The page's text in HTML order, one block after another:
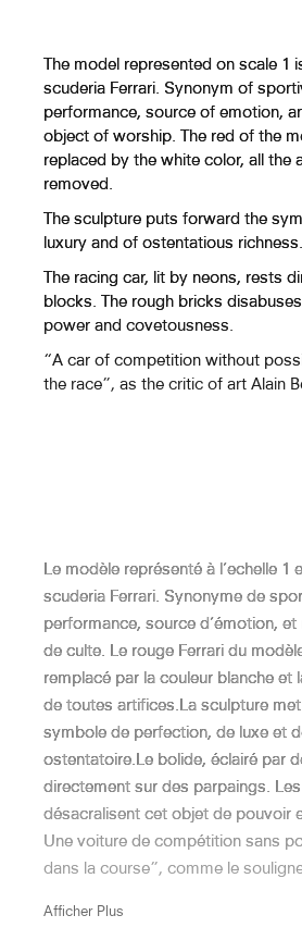
The model represented on scale 1
scuderia Ferrari. Synonym of
performance, source of emotion,
object of worship. The red of the
replaced by the white color, all the
removed.
The sculpture puts forward the
luxury and of ostentatious richness.
The racing car, lit by neons, rests
blocks. The rough bricks
power and covetousness.
“A car of competition without
the race”, as the critic of art Alain
Le modèle représenté à l’echelle 1
scuderia Ferrari. Synonyme de
performance, source d’émotion,
de culte. Le rouge Ferrari du
remplacé par la couleur blanche et
de toutes artifices.La sculpture
symbole de perfection, de luxe et
ostentatoire.Le bolide, éclairé par
directement sur des parpaings.
désacralisent cet objet de pouvoir
Une voiture de compétition sans
dans la course”, comme le
Afficher Plus
(Labyrinthe
Reims)
Au
Chartres)
Au
(Labyrinthe
D'Amiens)
Andromède
Cathédrale
Atlas
De Bayeux)